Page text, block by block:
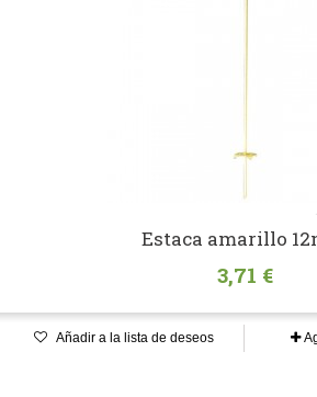
Estaca amarillo
3,71 €
Añadir a la lista de deseos